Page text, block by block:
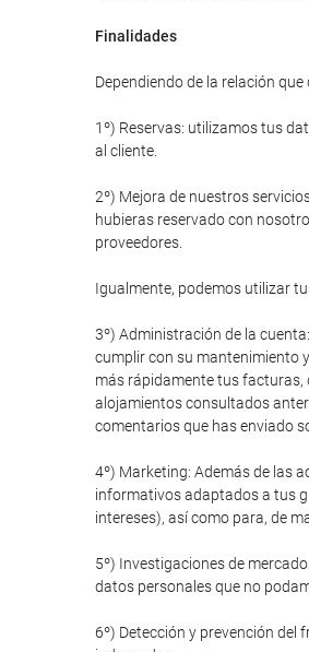
Finalidades
Dependiendo de la relación
1º) Reservas: utilizamos tus
al cliente.
2º) Mejora de nuestros
hubieras reservado con
proveedores.
Igualmente, podemos utilizar
3º) Administración de la
cumplir con su mantenimiento
más rápidamente tus facturas,
alojamientos consultados
comentarios que has enviado
4º) Marketing: Además de las
informativos adaptados a tus
intereses), así como para, de
5º) Investigaciones de
datos personales que no
6º) Detección y prevención del